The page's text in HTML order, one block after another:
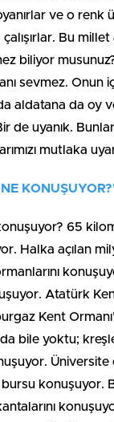
ve o renk
Bu millet
biliyor
sevmez. Onun
aldatana da oy
de uyanık.
mutlaka
65
Halka açılan
Atatürk
Kent
bile yoktu;
konuşuyor.